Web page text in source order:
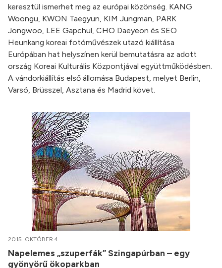
keresztül ismerhet meg az európai közönség. KANG
Woongu, KWON Taegyun, KIM Jungman, PARK
Jongwoo, LEE Gapchul, CHO Daeyeon és SEO
Heunkang koreai fotóművészek utazó kiállítása
Európában hat helyszínen kerül bemutatásra az adott
ország Koreai Kulturális Központjával együttműködésben.
A vándorkiállítás első állomása Budapest, melyet Berlin,
Varsó, Brüsszel, Asztana és Madrid követ.
2015. OKTÓBER 4.
Napelemes „szuperfák” Szingapúrban – egy
gyönyörű ökoparkban